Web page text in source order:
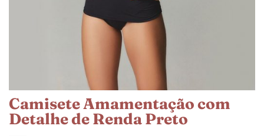
Camisete Amamentação com
Detalhe de Renda Preto